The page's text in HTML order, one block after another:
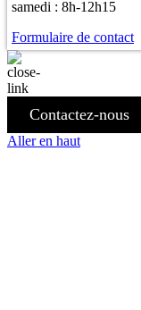
samedi : 8h-12h15
Formulaire de contact
Contactez-nous
Aller en haut